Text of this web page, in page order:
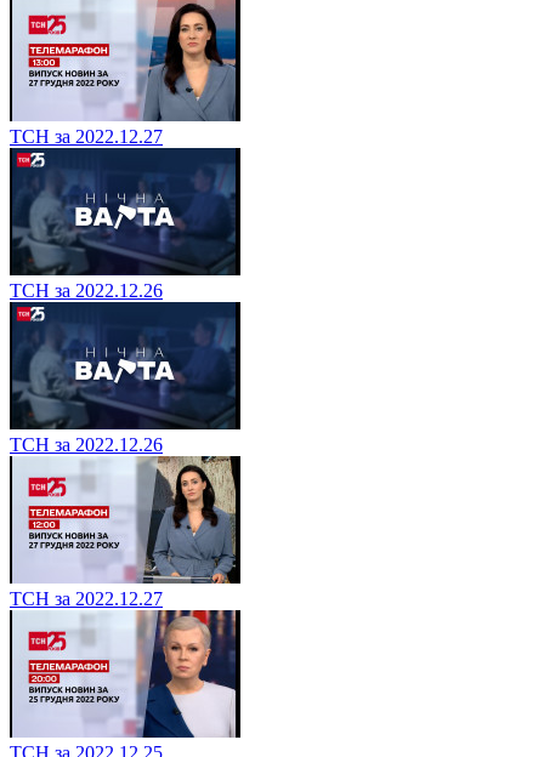
ТСН за 2022.12.27
ТСН за 2022.12.26
ТСН за 2022.12.26
ТСН за 2022.12.27
ТСН за 2022.12.25